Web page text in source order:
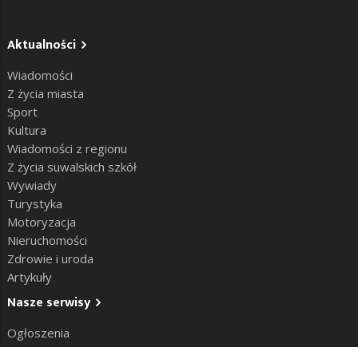
Aktualności
Wiadomości
Z życia miasta
Sport
Kultura
Wiadomości z regionu
Z życia suwalskich szkół
Wywiady
Turystyka
Motoryzacja
Nieruchomości
Zdrowie i uroda
Artykuły
Nasze serwisy
Ogłoszenia